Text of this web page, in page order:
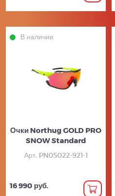
В наличии
Очки Northug GOLD PRO
SNOW Standard
Арт. PN05022-921-1
16 990 руб.